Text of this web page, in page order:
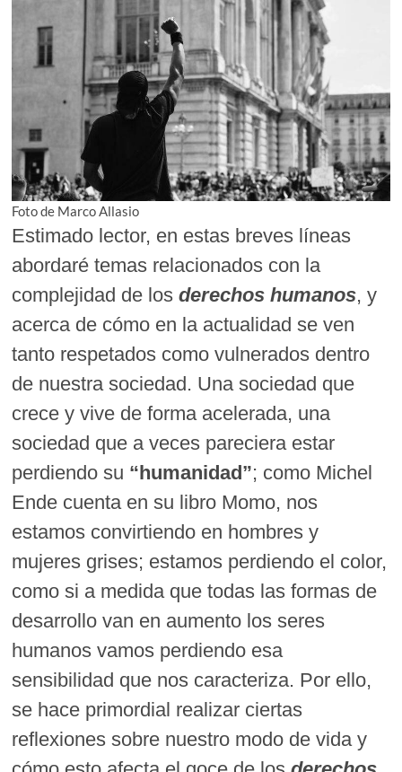
Foto de Marco Allasio
Estimado lector, en estas breves líneas
abordaré temas relacionados con la
complejidad de losderechos humanos, y
acerca de cómo en la actualidad se ven
tanto respetados como vulnerados dentro
de nuestra sociedad. Una sociedad que
crece y vive de forma acelerada, una
sociedad que a veces pareciera estar
perdiendo su “humanidad”; como Michel
Ende cuenta en su libro Momo, nos
estamos convirtiendo en hombres y
mujeres grises; estamos perdiendo el color,
como si a medida que todas las formas de
desarrollo van en aumento los seres
humanos vamos perdiendo esa
sensibilidad que nos caracteriza. Por ello,
se hace primordial realizar ciertas
reflexiones sobre nuestro modo de vida y